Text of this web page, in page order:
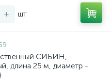
+ шт
СИБИН,
длина 25 м, диаметр -